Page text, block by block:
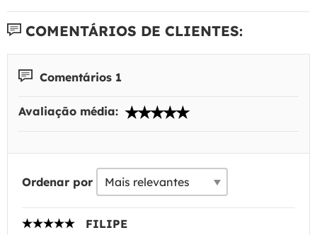
COMENTÁRIOS DE CLIENTES:
Comentários 1
Avaliação média:
Ordenar por
FILIPE